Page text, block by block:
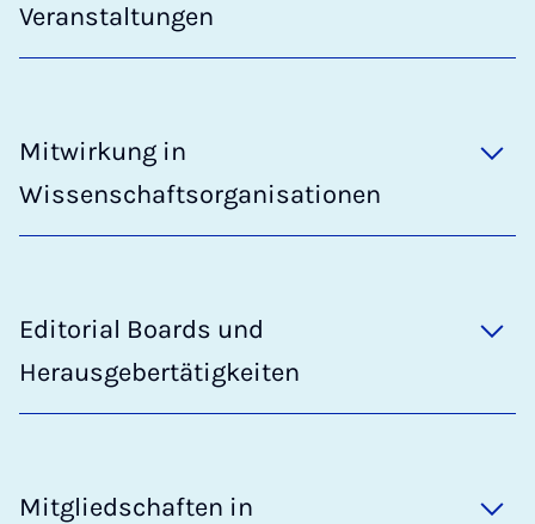
Veranstaltungen
Mitwirkung in
Wissenschaftsorganisationen
Editorial Boards und
Herausgebertätigkeiten
Mitgliedschaften in